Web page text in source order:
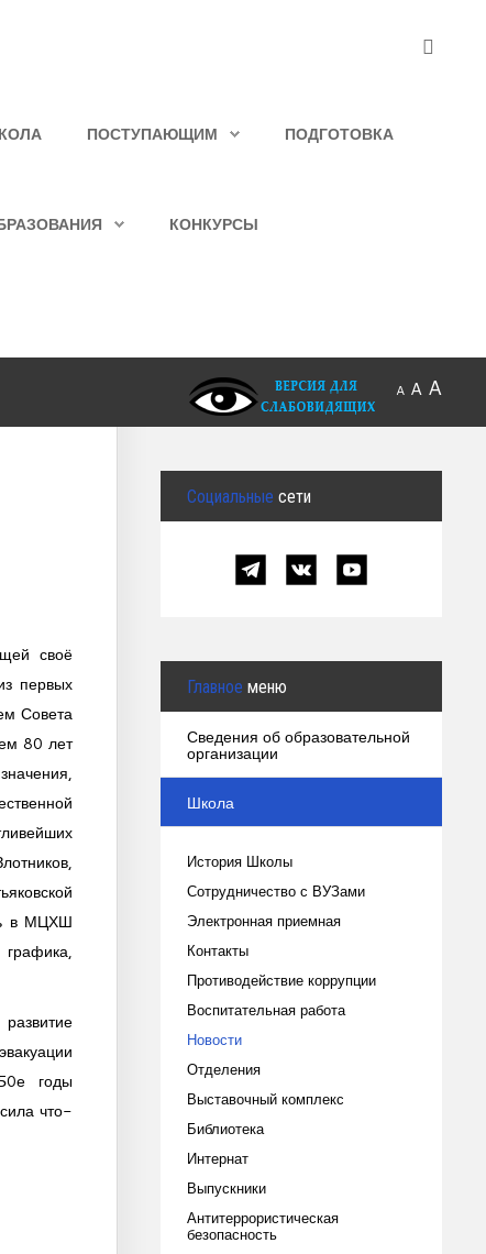
ПОСТУПАЮЩИМ ПОДГОТОВКА
КОНКУРСЫ
A A A
своё
первых
Совета
80 лет
в МЦХШ
годы
что-
Социальные сети
Главное меню
Сведения об образовательной
организации
Школа
История Школы
Сотрудничество с ВУЗами
Электронная приемная
Контакты
Противодействие коррупции
Воспитательная работа
Новости
Отделения
Выставочный комплекс
Библиотека
Интернат
Выпускники
Антитеррористическая
безопасность